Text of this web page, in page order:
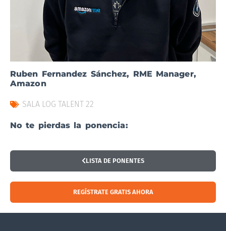
Ruben Fernandez Sánchez, RME Manager,
Amazon
SALA LOG TALENT 22
No te pierdas la ponencia:
LISTA DE PONENTES
REGÍSTRATE GRATIS AHORA